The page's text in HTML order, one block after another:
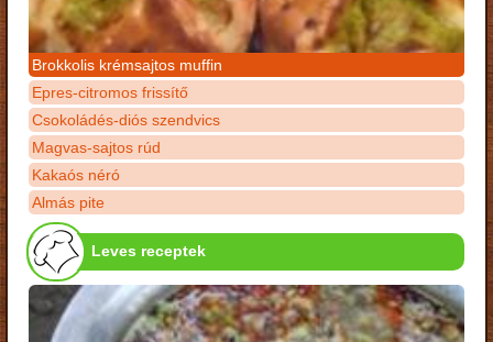
Brokkolis krémsajtos muffin
Epres-citromos frissítő
Csokoládés-diós szendvics
Magvas-sajtos rúd
Kakaós néró
Almás pite
Leves receptek